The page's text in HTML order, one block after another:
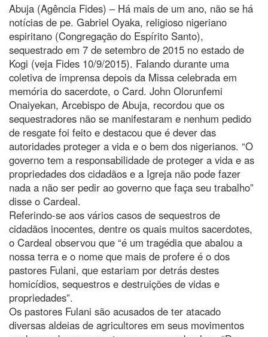
Abuja (Agência Fides) – Há mais de um ano, não se há
notícias de pe. Gabriel Oyaka, religioso nigeriano
espiritano (Congregação do Espírito Santo),
sequestrado em 7 de setembro de 2015 no estado de
Kogi (veja Fides 10/9/2015). Falando durante uma
coletiva de imprensa depois da Missa celebrada em
memória do sacerdote, o Card. John Olorunfemi
Onaiyekan, Arcebispo de Abuja, recordou que os
sequestradores não se manifestaram e nenhum pedido
de resgate foi feito e destacou que é dever das
autoridades proteger a vida e o bem dos nigerianos. “O
governo tem a responsabilidade de proteger a vida e as
propriedades dos cidadãos e a Igreja não pode fazer
nada a não ser pedir ao governo que faça seu trabalho”
disse o Cardeal.
Referindo-se aos vários casos de sequestros de
cidadãos inocentes, dentre os quais muitos sacerdotes,
o Cardeal observou que “é um tragédia que abalou a
nossa terra e o nome que mais de profere é o dos
pastores Fulani, que estariam por detrás destes
homicídios, sequestros e destruições de vidas e
propriedades”.
Os pastores Fulani são acusados de ter atacado
diversas aldeias de agricultores em seus movimentos